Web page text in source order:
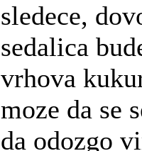
sledece,
sedalica
vrhova
moze da se
da odozgo